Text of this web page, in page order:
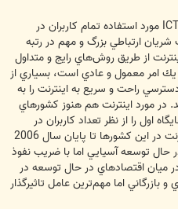
بعد از تلفن همراه كه رايج‌ترين خدمات ICT مورد استفاده تمام كاربران در
ارتباطي بزرگ و مهم در رتبه
از طريق روش‌هاي رايج و متداول
يك امر معمول و عادي است، بسياري از
راحت و سريع به اينترنت را به
در مورد اينترنت هم هنوز كشورهاي
اول را از نظر تعداد كاربران در
اختيار دارند تا جايي كه ميزان نفوذ اينترنت در اين كشورها تا پايان سال 2006
حال توسعه آسيايي اما با ضريب نفوذ
رتبه دوم را در ميان اقتصادهاي در حال توسعه در
و بازرگاني اما مهم‌ترين عامل تاثيرگذار